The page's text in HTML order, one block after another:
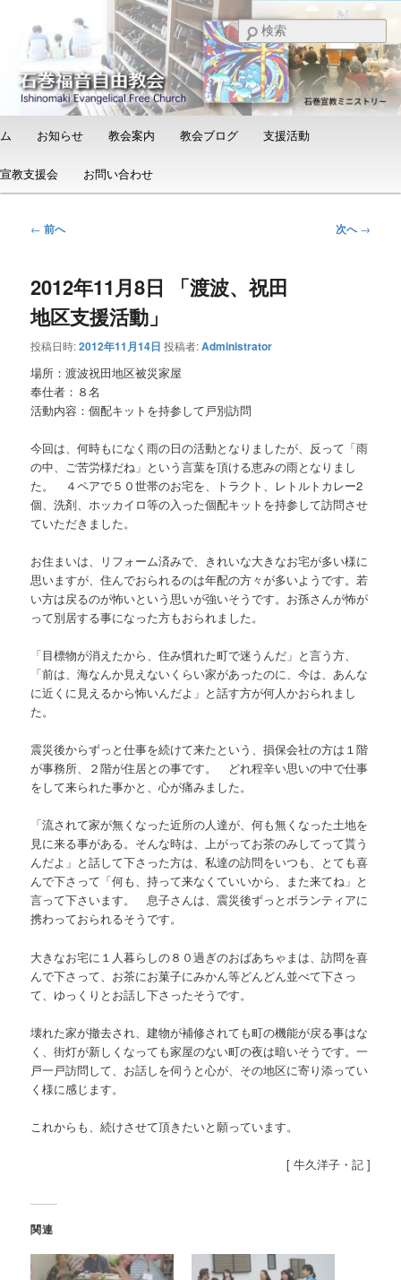
ツ
移
動
石巻福音自由教会（Ishinomaki
Evangelical Free Church）
日本福音自由教会の有志による「石巻宣教支援会」によって支えられる新し
い教会と、被災地支援活動のご紹介
索
イ
メ
ニ
お知らせ 教会案内 教会ブログ 支援活動
教支援会 お問い合わせ
投
ビ
ー
シ
ョ
ン
← 前へ 次へ→
2012年11月8日 「渡波、祝田
地区支援活動」
投稿日時:2012年11月14日 投稿者:Administrator
場所：渡波祝田地区被災家屋
奉仕者：８名
活動内容：個配キットを持参して戸別訪問
今回は、何時もになく雨の日の活動となりましたが、反って「雨
の中、ご苦労様だね」という言葉を頂ける恵みの雨となりまし
た。 ４ペアで５０世帯のお宅を、トラクト、レトルトカレー2
個、洗剤、ホッカイロ等の入った個配キットを持参して訪問させ
ていただきました。
お住まいは、リフォーム済みで、きれいな大きなお宅が多い様に
思いますが、住んでおられるのは年配の方々が多いようです。若
い方は戻るのが怖いという思いが強いそうです。お孫さんが怖が
って別居する事になった方もおられました。
「目標物が消えたから、住み慣れた町で迷うんだ」と言う方、
「前は、海なんか見えないくらい家があったのに、今は、あんな
に近くに見えるから怖いんだよ」と話す方が何人かおられまし
た。
震災後からずっと仕事を続けて来たという、損保会社の方は１階
が事務所、２階が住居との事です。 どれ程辛い思いの中で仕事
をして来られた事かと、心が痛みました。
「流されて家が無くなった近所の人達が、何も無くなった土地を
見に来る事がある。そんな時は、上がってお茶のみしてって貰う
んだよ」と話して下さった方は、私達の訪問をいつも、とても喜
んで下さって「何も、持って来なくていいから、また来てね」と
言って下さいます。 息子さんは、震災後ずっとボランティアに
携わっておられるそうです。
大きなお宅に１人暮らしの８０過ぎのおばあちゃまは、訪問を喜
んで下さって、お茶にお菓子にみかん等どんどん並べて下さっ
て、ゆっくりとお話し下さったそうです。
壊れた家が撤去され、建物が補修されても町の機能が戻る事はな
く、街灯が新しくなっても家屋のない町の夜は暗いそうです。一
戸一戸訪問して、お話しを伺うと心が、その地区に寄り添ってい
く様に感じます。
これからも、続けさせて頂きたいと願っています。
[ 牛久洋子・記 ]
関連